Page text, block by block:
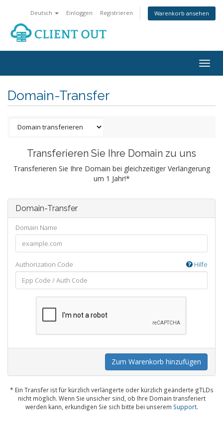
Deutsch Einloggen Registrieren Warenkorb ansehen
Domain-Transfer
Transferieren Sie Ihre Domain zu uns
Transferieren Sie Ihre Domain bei gleichzeitiger Verlängerung
um 1 Jahr!*
Domain-Transfer
Domain Name
Authorization Code Hilfe
Zum Warenkorb hinzufügen
* Ein Transfer ist für kürzlich verlängerte oder kürzlich geänderte gTLDs
nicht möglich. Wenn Sie unsicher sind, ob Ihre Domain transferiert
werden kann, erkundigen Sie sich bitte bei unserem Support.